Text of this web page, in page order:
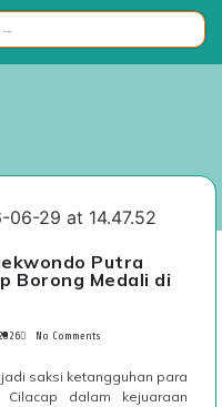
Putra
Borong Medali di
No Comments
saksi ketangguhan para
dalam kejuaraan